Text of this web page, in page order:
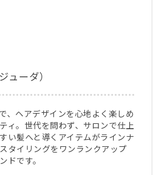
ューダ）
、ヘアデザインを心地よく楽しめ
ィ。世代を問わず、サロンで仕上
い髪へと導くアイテムがラインナ
タイリングをワンランクアップ
ドです。